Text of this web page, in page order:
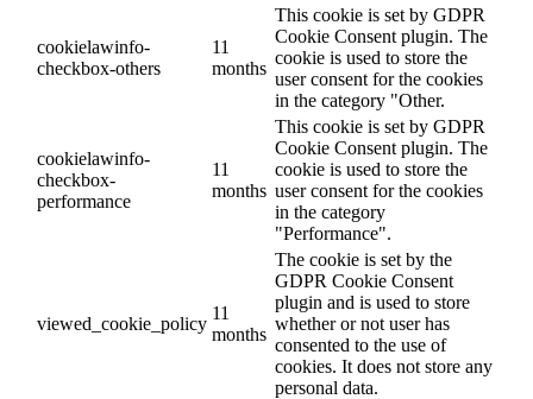
cookielawinfo-
checkbox-others
11
months
This cookie is set by GDPR
Cookie Consent plugin. The
cookie is used to store the
user consent for the cookies
in the category "Other.
cookielawinfo-
checkbox-
performance
11
months
This cookie is set by GDPR
Cookie Consent plugin. The
cookie is used to store the
user consent for the cookies
in the category
"Performance".
viewed_cookie_policy
11
months
The cookie is set by the
GDPR Cookie Consent
plugin and is used to store
whether or not user has
consented to the use of
cookies. It does not store any
personal data.